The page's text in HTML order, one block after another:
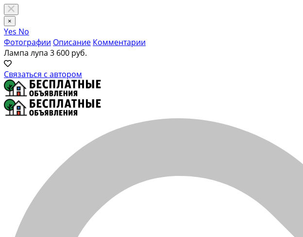
×
Yes No
Фотографии Описание Комментарии
Лампа лупа 3 600 руб.
Связаться с автором